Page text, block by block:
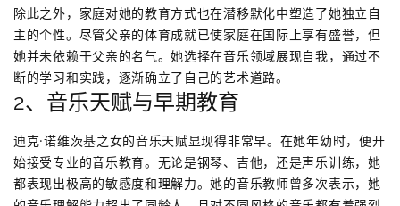
除此之外，家庭对她的教育方式也在潜移默化中塑造了她独立自
主的个性。尽管父亲的体育成就已使家庭在国际上享有盛誉，但
她并未依赖于父亲的名气。她选择在音乐领域展现自我，通过不
断的学习和实践，逐渐确立了自己的艺术道路。
2、音乐天赋与早期教育
迪克·诺维茨基之女的音乐天赋显现得非常早。在她年幼时，便开
始接受专业的音乐教育。无论是钢琴、吉他，还是声乐训练，她
都表现出极高的敏感度和理解力。她的音乐教师曾多次表示，她